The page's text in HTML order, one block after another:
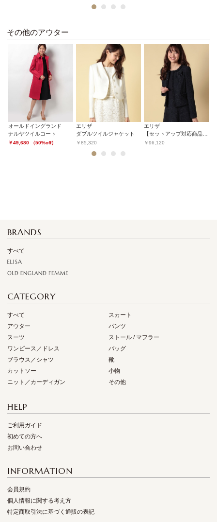
2 3 4
その他のアウター
オールドイングランド
ナルヤツイルコート
￥49,680 （50%off）
エリザ
ダブルツイルジャケット
￥85,320
エリザ
【セットアップ対応商品】ネイビーテープツイードジャケット
￥96,120
2 3 4
BRANDS
すべて
CATEGORY
すべて
アウター
スーツ
ワンピース／ドレス
ブラウス／シャツ
カットソー
ニット／カーディガン
スカート
パンツ
ストール / マフラー
バッグ
靴
小物
その他
HELP
ご利用ガイド
初めての方へ
お問い合わせ
INFORMATION
会員規約
個人情報に関する考え方
特定商取引法に基づく通販の表記